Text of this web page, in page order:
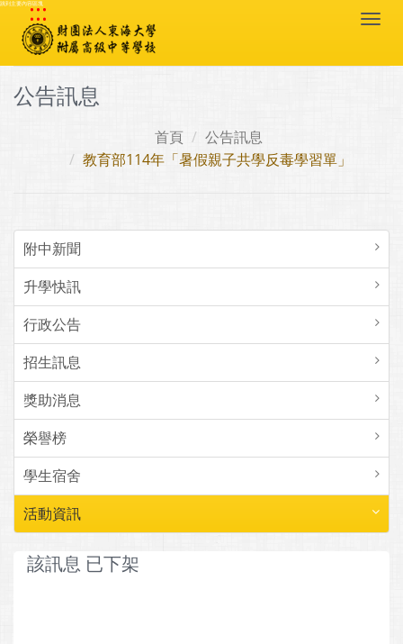
跳到主要內容區塊
:::
公告訊息
首頁
公告訊息
教育部114年「暑假親子共學反毒學習單」
附中新聞
升學快訊
行政公告
招生訊息
獎助消息
榮譽榜
學生宿舍
活動資訊
該訊息 已下架